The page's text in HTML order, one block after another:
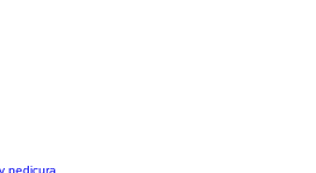
pedicura